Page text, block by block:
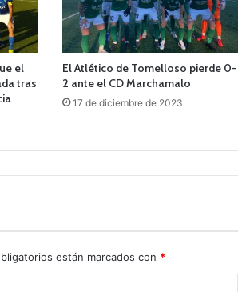
el
tras
El Atlético de Tomelloso pierde 0-
2 ante el CD Marchamalo
17 de diciembre de 2023
están marcados con *